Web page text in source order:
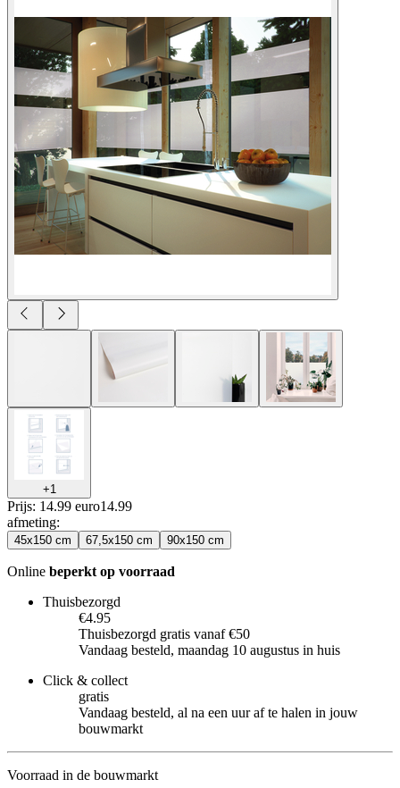
+1
Prijs: 14.99 euro14.99
afmeting:
45x150 cm 67,5x150 cm 90x150 cm
Online beperkt op voorraad
Thuisbezorgd
€4.95
Thuisbezorgd gratis vanaf €50
Vandaag besteld, maandag 10 augustus in huis
Click & collect
gratis
Vandaag besteld, al na een uur af te halen in jouw
bouwmarkt
Voorraad in de bouwmarkt